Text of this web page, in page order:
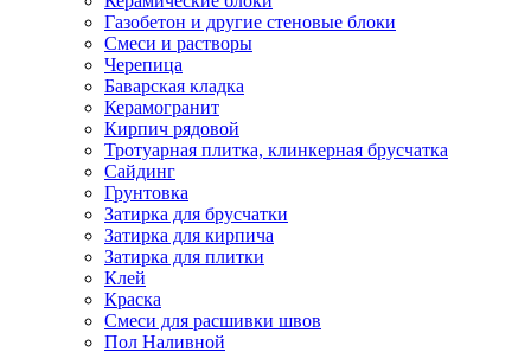
Газобетон и другие стеновые блоки
Смеси и растворы
Черепица
Баварская кладка
Керамогранит
Кирпич рядовой
Тротуарная плитка, клинкерная брусчатка
Сайдинг
Грунтовка
Затирка для брусчатки
Затирка для кирпича
Затирка для плитки
Клей
Краска
Смеси для расшивки швов
Пол Наливной